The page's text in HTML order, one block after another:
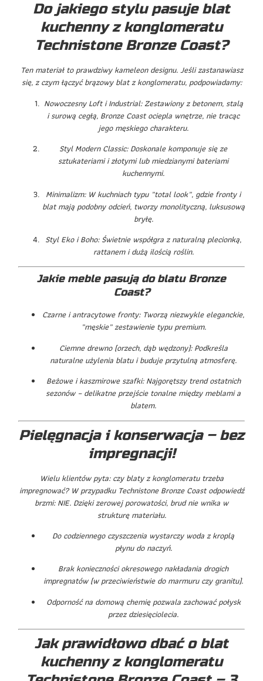
Do jakiego stylu pasuje blat
kuchenny z konglomeratu
Technistone Bronze Coast?
Ten materiał to prawdziwy kameleon designu. Jeśli zastanawiasz
się, z czym łączyć brązowy blat z konglomeratu, podpowiadamy:
Nowoczesny Loft i Industrial: Zestawiony z betonem, stalą
i surową cegłą, Bronze Coast ociepla wnętrze, nie tracąc
jego męskiego charakteru.
Styl Modern Classic: Doskonale komponuje się ze
sztukateriami i złotymi lub miedzianymi bateriami
kuchennymi.
Minimalizm: W kuchniach typu „total look”, gdzie fronty i
blat mają podobny odcień, tworzy monolityczną, luksusową
bryłę.
Styl Eko i Boho: Świetnie współgra z naturalną plecionką,
rattanem i dużą ilością roślin.
Jakie meble pasują do blatu Bronze
Coast?
Czarne i antracytowe fronty: Tworzą niezwykle eleganckie,
„męskie” zestawienie typu premium.
Ciemne drewno (orzech, dąb wędzony): Podkreśla
naturalne użylenia blatu i buduje przytulną atmosferę.
Beżowe i kaszmirowe szafki: Najgorętszy trend ostatnich
sezonów – delikatne przejście tonalne między meblami a
blatem.
Pielęgnacja i konserwacja – bez
impregnacji!
Wielu klientów pyta: czy blaty z konglomeratu trzeba
impregnować? W przypadku Technistone Bronze Coast odpowiedź
brzmi: NIE. Dzięki zerowej porowatości, brud nie wnika w
strukturę materiału.
Do codziennego czyszczenia wystarczy woda z kroplą
płynu do naczyń.
Brak konieczności okresowego nakładania drogich
impregnatów (w przeciwieństwie do marmuru czy granitu).
Odporność na domową chemię pozwala zachować połysk
przez dziesięciolecia.
Jak prawidłowo dbać o blat
kuchenny z konglomeratu